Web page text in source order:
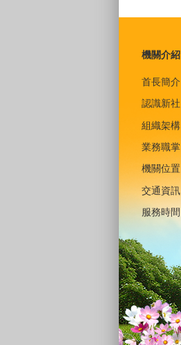
機關介紹
首長簡介
認識新社
組織架構
業務職掌
機關位置
交通資訊
服務時間